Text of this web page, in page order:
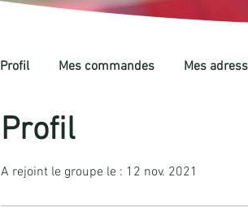
Profil
A rejoint le groupe le : 12 nov. 2021
Profil Mes commandes Mes